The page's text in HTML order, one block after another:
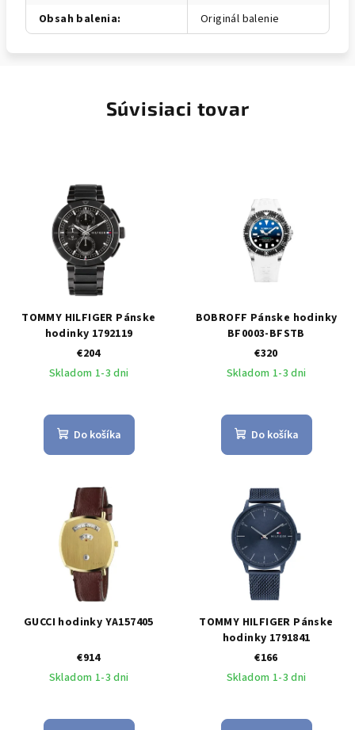
Obsah balenia: Originál balenie
Súvisiaci tovar
TOMMY HILFIGER Pánske
hodinky 1792119
€204
Skladom 1-3 dni
Do košíka
BOBROFF Pánske hodinky
BF0003-BFSTB
€320
Skladom 1-3 dni
Do košíka
GUCCI hodinky YA157405
€914
Skladom 1-3 dni
TOMMY HILFIGER Pánske
hodinky 1791841
€166
Skladom 1-3 dni